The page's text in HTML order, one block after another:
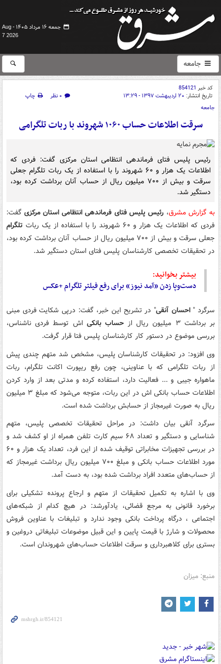
جمعه ۱۶ مرداد ۱۴۰۵ -
Aug
7 2026
جامعه
کد خبر 854121
تاریخ انتشار: ۲۰ اردیبهشت ۱۳۹۷ - ۱۳:۲۹ ۰ نظر
چاپ
جامعه
سرقت اطلاعات حساب ۱۰۶۰ شهروند با ربات تلگرامی
رئیس پلیس فتای فرماندهی انتظامی استان مرکزی گفت: فردی که
اطلاعات یک هزار و ۶۰ شهروند را با استفاده از یک ربات تلگرام جعلی
سرقت و بیش از ۷۰۰ میلیون ریال از حساب آنان برداشت کرده بود،
دستگیر شد.
به گزارش مشرق،رئیس پلیس فتای فرماندهی انتظامی استان مرکزی گفت:
فردی که اطلاعات یک هزار و ۶۰ شهروند را با استفاده از یک ربات
تلگرام
جعلی سرقت و بیش از ۷۰۰ میلیون ریال از حساب آنان برداشت کرده بود،
در تحقیقات تخصصی کارشناسان پلیس فتای استان دستگیر شد.
بیشتر بخوانید:
دست‌وپا زدن «آمد نیوز» برای رفع فیلتر تلگرام +عکس
سرگرد "احسان آنقی" در تشریح این خبر، گفت: درپی شکایت فردی مبنی
بر برداشت ۳ میلیون ریال از
حساب بانکیاش توسط فردی ناشناس،
بررسی موضوع در دستور کار کارشناسان پلیس فتا قرار گرفت.
وی افزود: در تحقیقات کارشناسان پلیس، مشخص شد متهم چندی پیش
از ربات تلگرامی که با عناوینی، چون رفع ریپورت اکانت تلگرام، ربات
ماهواره جیبی و ... فعالیت دارد، استفاده کرده و مدتی بعد از وارد کردن
اطلاعات حساب بانکی اش در این ربات، متوجه می‌شود که مبلغ ۳ میلیون
ریال به صورت غیرمجاز از حسابش برداشت شده است.
سرگرد آنقی بیان داشت: در مراحل تحقیقات تخصصی پلیس، متهم
شناسایی و دستگیر و تعداد ۶۸ سیم کارت تلفن همراه از او کشف شد و
در بررسی تجهیزات مخابراتی توقیف شده از این فرد، تعداد یک هزار و ۶۰
مورد اطلاعات حساب بانکی و مبلغ ۷۰۰ میلیون ریال برداشت غیرمجاز که
از حساب‌های متعدد افراد برداشت شده بود، به دست آمد.
وی با اشاره به تکمیل تحقیقات از متهم و ارجاع پرونده تشکیلی برای
برخورد قانونی به مرجع قضائی، یادآورشد: در هیچ کدام از شبکه‌های
اجتماعی ، درگاه پرداخت بانکی وجود ندارد و تبلیغات با عناوین فروش
محصولات و شارژ با قیمت پایین و این قبیل موضوعات تبلیغاتی دروغین و
بستری برای کلاهبرداری و سرقت اطلاعات حساب‌های شهروندان است.
منبع: میزان